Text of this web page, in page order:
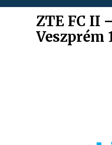
ZTE FC II
Veszprém